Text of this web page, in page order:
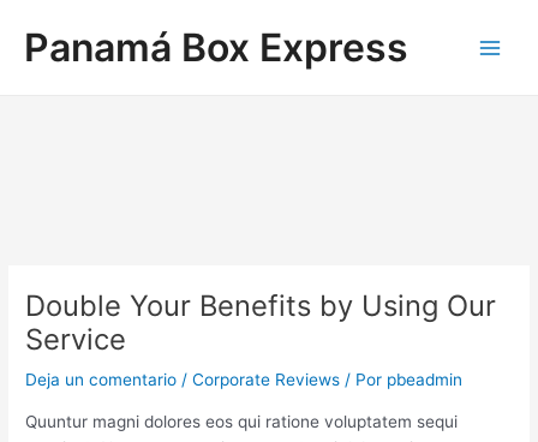
contenido
Panamá Box Express
Double Your Benefits by Using Our
Service
Deja un comentario /Corporate Reviews / Por pbeadmin
Quuntur magni dolores eos qui ratione voluptatem sequi
de
entradas